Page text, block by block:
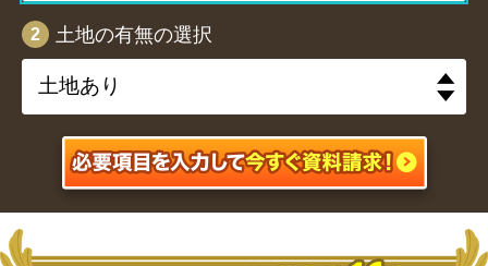
2 土地の有無の選択